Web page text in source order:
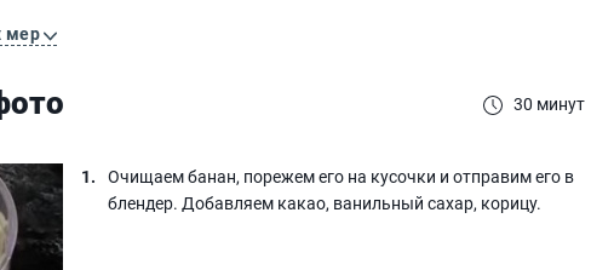
мер
30 минут
Очищаем банан, порежем его на кусочки и отправим его в
блендер. Добавляем какао, ванильный сахар, корицу.